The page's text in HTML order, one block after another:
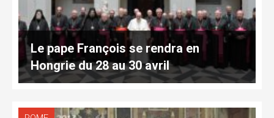
Le pape François se rendra en
Hongrie du 28 au 30 avril